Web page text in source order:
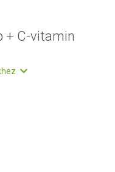
+ C-vitamin